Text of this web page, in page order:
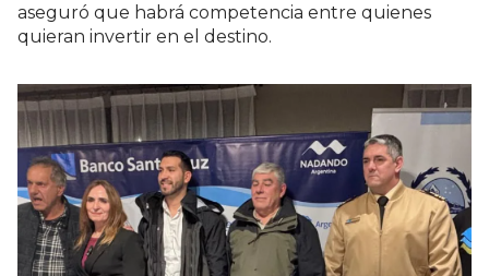
aseguró que habrá competencia entre quienes
quieran invertir en el destino.